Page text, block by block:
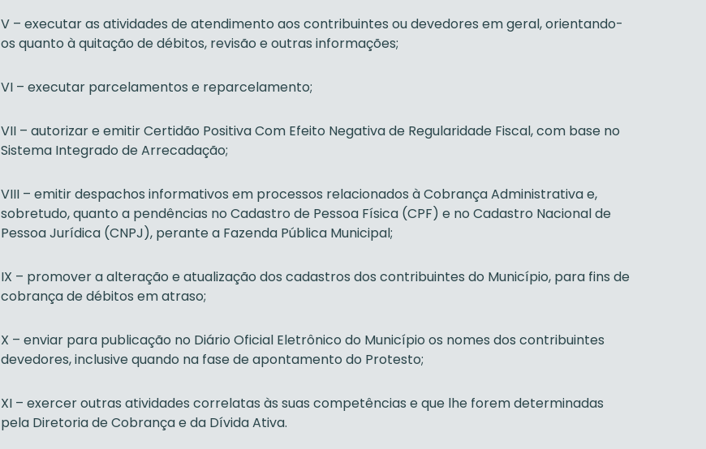
V – executar as atividades de atendimento aos contribuintes ou devedores em geral, orientando-
os quanto à quitação de débitos, revisão e outras informações;
VI – executar parcelamentos e reparcelamento;
VII – autorizar e emitir Certidão Positiva Com Efeito Negativa de Regularidade Fiscal, com base no
Sistema Integrado de Arrecadação;
VIII – emitir despachos informativos em processos relacionados à Cobrança Administrativa e,
sobretudo, quanto a pendências no Cadastro de Pessoa Física (CPF) e no Cadastro Nacional de
Pessoa Jurídica (CNPJ), perante a Fazenda Pública Municipal;
IX – promover a alteração e atualização dos cadastros dos contribuintes do Município, para fins de
cobrança de débitos em atraso;
X – enviar para publicação no Diário Oficial Eletrônico do Município os nomes dos contribuintes
devedores, inclusive quando na fase de apontamento do Protesto;
XI – exercer outras atividades correlatas às suas competências e que lhe forem determinadas
pela Diretoria de Cobrança e da Dívida Ativa.